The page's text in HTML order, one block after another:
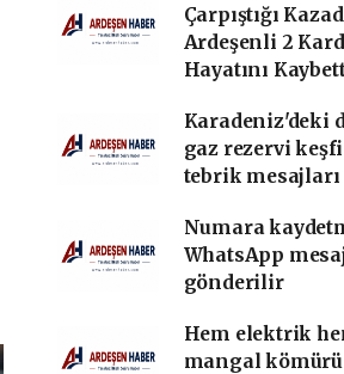
Çarpıştığı
Ardeşenli 2
Hayatını
Karadeniz'deki
gaz rezervi
tebrik mesajları
Numara
WhatsApp
gönderilir
Hem elektrik
mangal kömürü